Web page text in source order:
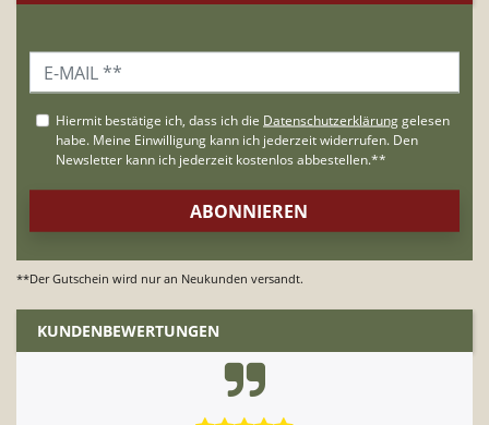
**Der Gutschein wird nur an Neukunden versandt.
KUNDENBEWERTUNGEN